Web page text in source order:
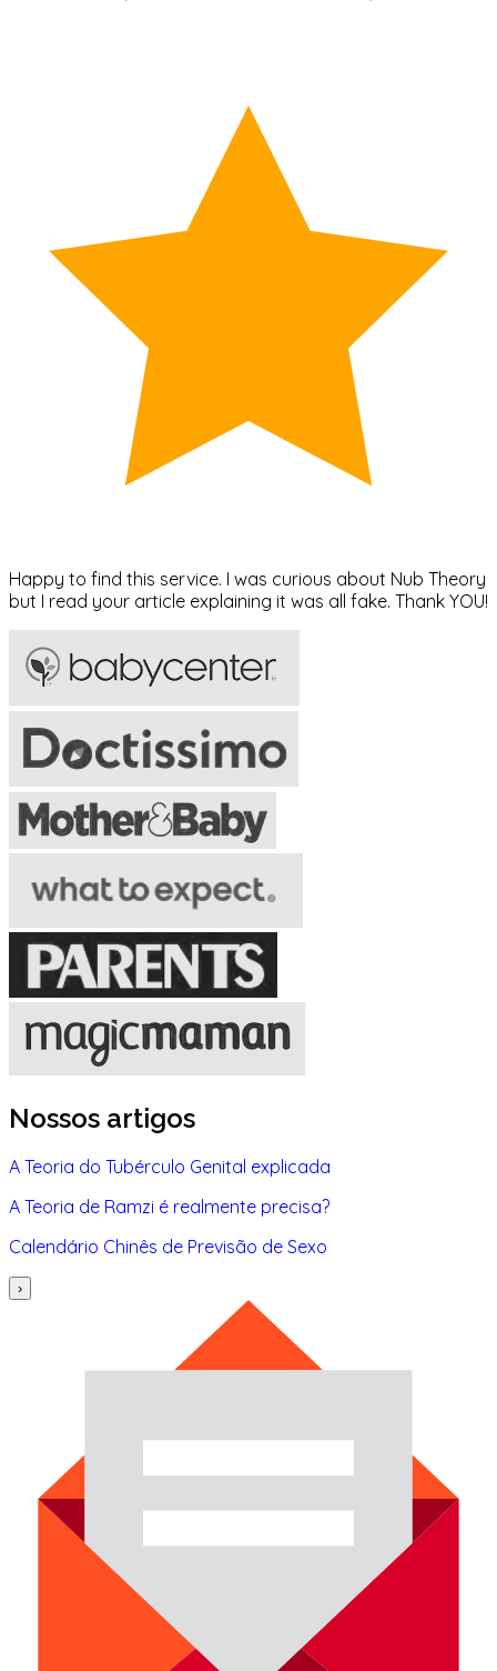
Happy to find this service. I was curious about Nub Theory
but I read your article explaining it was all fake. Thank YOU!
Nossos artigos
A Teoria do Tubérculo Genital explicada
A Teoria de Ramzi é realmente precisa?
Calendário Chinês de Previsão de Sexo
›